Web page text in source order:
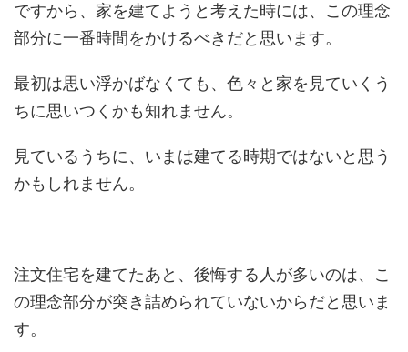
ですから、家を建てようと考えた時には、この理念
部分に一番時間をかけるべきだと思います。
最初は思い浮かばなくても、色々と家を見ていくう
ちに思いつくかも知れません。
見ているうちに、いまは建てる時期ではないと思う
かもしれません。
注文住宅を建てたあと、後悔する人が多いのは、こ
の理念部分が突き詰められていないからだと思いま
す。